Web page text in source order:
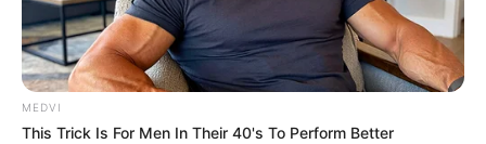
MEDVI
This Trick Is For Men In Their 40's To Perform Better